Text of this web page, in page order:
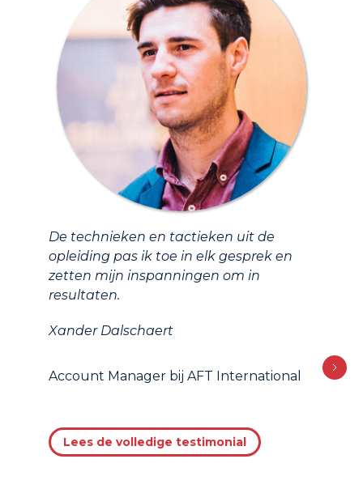
De technieken en tactieken uit de
opleiding pas ik toe in elk gesprek en
zetten mijn inspanningen om in
resultaten.
Xander Dalschaert
Account Manager bij AFT International
Lees de volledige testimonial